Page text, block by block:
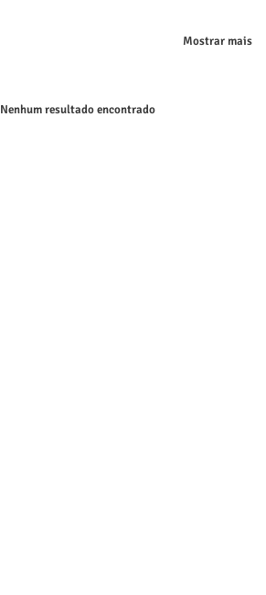
Mostrar mais
Nenhum resultado encontrado